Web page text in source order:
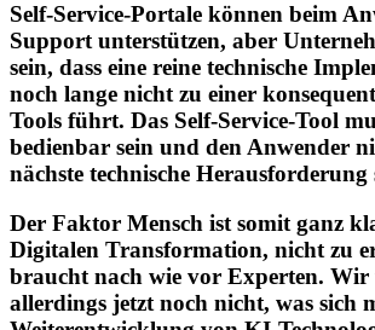
Self-Service-Portale können beim
Support unterstützen, aber
sein, dass eine reine technische
noch lange nicht zu einer
Tools führt. Das Self-Service-Tool
bedienbar sein und den Anwender
nächste technische Herausforderung
Der Faktor Mensch ist somit ganz
Digitalen Transformation, nicht zu
braucht nach wie vor Experten. Wir
allerdings jetzt noch nicht, was sich